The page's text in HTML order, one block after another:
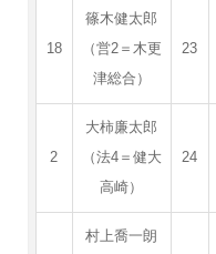
18
篠木健太郎
（営2＝木更
津総合）
23
2
大柿廉太郎
（法4＝健大
高崎）
24
村上喬一朗